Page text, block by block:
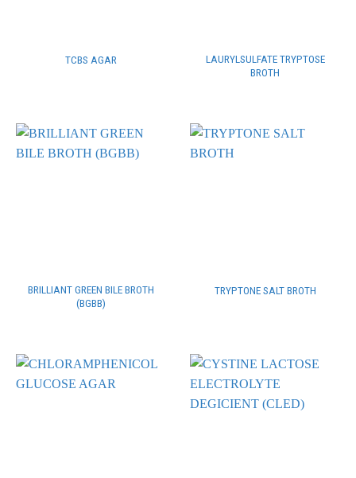
TCBS AGAR
LAURYLSULFATE TRYPTOSE
BROTH
BRILLIANT GREEN BILE BROTH
(BGBB)
TRYPTONE SALT BROTH